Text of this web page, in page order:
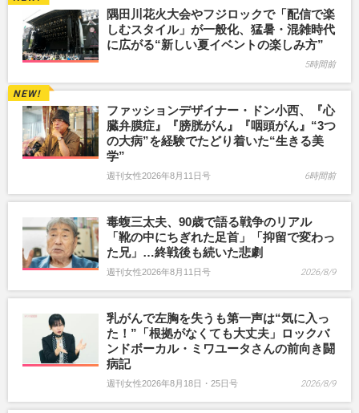
隅田川花火大会やフジロックで「配信で楽
しむスタイル」が一般化、猛暑・混雑時代
に広がる“新しい夏イベントの楽しみ方”
5時間前
ファッションデザイナー・ドン小西、『心
臓弁膜症』『膀胱がん』『咽頭がん』“3つ
の大病”を経験でたどり着いた“生きる美
学”
週刊女性2026年8月11日号 6時間前
毒蝮三太夫、90歳で語る戦争のリアル
「靴の中にちぎれた足首」「抑留で変わっ
た兄」…終戦後も続いた悲劇
週刊女性2026年8月11日号 2026/8/9
乳がんで左胸を失うも第一声は“気に入っ
た！”「根拠がなくても大丈夫」ロックバ
ンドボーカル・ミワユータさんの前向き闘
病記
週刊女性2026年8月18日・25日号 2026/8/9